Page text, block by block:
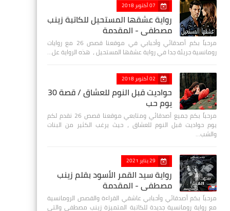
07 أكتوبر 2018
رواية عشقها المستحيل للكاتبة زينب
مصطفي - المقدمة
مرحباً بكم أصدقائي وأحبابي في موقعنا قصص 26 مع روايات
رومانسية جريئة جدا في رواية عشقها المستحيل ، هذه الرواية عل…
02 أكتوبر 2018
حواديت قبل النوم للعشاق / قصة 30
يوم حب
مرحباً بكم جميع أصدقائي ومتابعي موقعنا قصص 26 نقدم لكم
يوم حواديت قبل النوم للعشاق ، حيث يرغب الكثير من البنات
والشب…
29 يناير 2021
رواية سيد القمر الأسود بقلم زينب
مصطفي - المقدمة
مرحباً بكم أصدقائي وأحبابي عاشقي القراءة والقصص الرومانسية
مع رواية رومانسية جديدة للكاتبة المتميزة زينب مصطفى والتي